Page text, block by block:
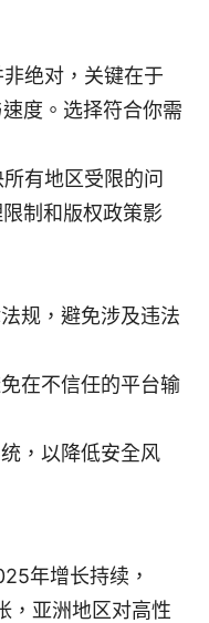
绝对，关键在于
度。选择符合你需
有地区受限的问
制和版权政策影
规，避免涉及违法
在不信任的平台输
，以降低安全风
年增长持续，
，亚洲地区对高性